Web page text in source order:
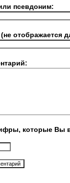
псевдоним:
отображается
которые Вы